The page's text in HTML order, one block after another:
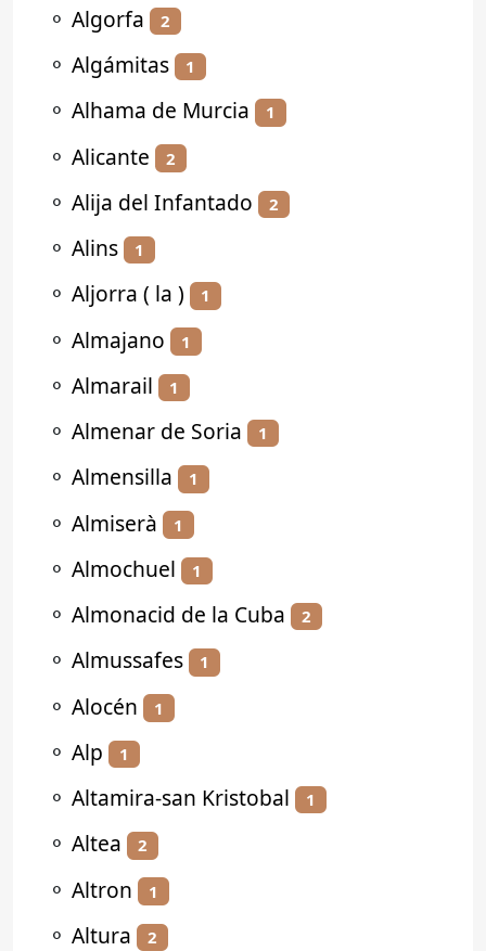
⚬ Algorfa 2
⚬ Algámitas 1
⚬ Alhama de Murcia 1
⚬ Alicante 2
⚬ Alija del Infantado 2
⚬ Alins 1
⚬ Aljorra ( la ) 1
⚬ Almajano 1
⚬ Almarail 1
⚬ Almenar de Soria 1
⚬ Almensilla 1
⚬ Almiserà 1
⚬ Almochuel 1
⚬ Almonacid de la Cuba 2
⚬ Almussafes 1
⚬ Alocén 1
⚬ Alp 1
⚬ Altamira-san Kristobal 1
⚬ Altea 2
⚬ Altron 1
⚬ Altura 2